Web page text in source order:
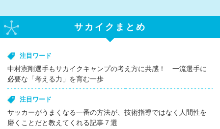
サカイクまとめ
注目ワード
中村憲剛選手もサカイクキャンプの考え方に共感！ 一流選手に
必要な「考える力」を育む一歩
注目ワード
サッカーがうまくなる一番の方法が、技術指導ではなく人間性を
磨くことだと教えてくれる記事７選